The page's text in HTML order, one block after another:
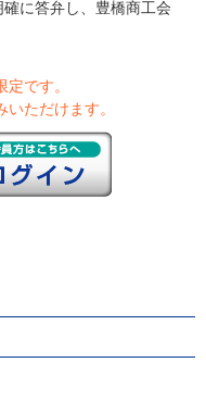
に答弁し、豊橋商工会
です。
ただけます。